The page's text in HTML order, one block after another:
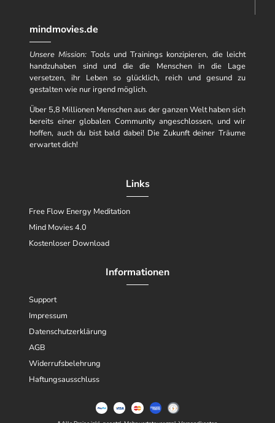
mindmovies.de
Unsere Mission: Tools und Trainings konzipieren, die leicht
handzuhaben sind und die die Menschen in die Lage
versetzen, ihr Leben so glücklich, reich und gesund zu
gestalten wie nur irgend möglich.
Über 5,8 Millionen Menschen aus der ganzen Welt haben sich
bereits einer globalen Community angeschlossen, und wir
hoffen, auch du bist bald dabei! Die Zukunft deiner Träume
erwartet dich!
Links
Free Flow Energy Meditation
Mind Movies 4.0
Kostenloser Download
Informationen
Support
Impressum
Datenschutzerklärung
AGB
Widerrufsbelehrung
Haftungsausschluss